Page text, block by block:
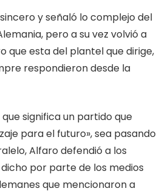
y señaló lo complejo del
pero a su vez volvió a
que esta del plantel que dirige,
respondieron desde la
significa un partido que
para el futuro», sea pasando
Alfaro defendió a los
por parte de los medios
que mencionaron a